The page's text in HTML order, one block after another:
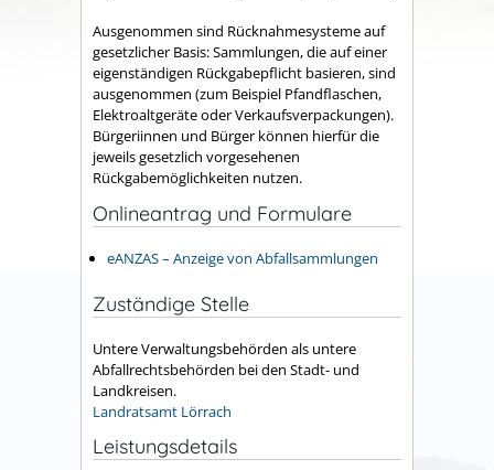
Ausgenommen sind Rücknahmesysteme auf
gesetzlicher Basis: Sammlungen, die auf einer
eigenständigen Rückgabepflicht basieren, sind
ausgenommen (zum Beispiel Pfandflaschen,
Elektroaltgeräte oder Verkaufsverpackungen).
Bürgeriinnen und Bürger können hierfür die
jeweils gesetzlich vorgesehenen
Rückgabemöglichkeiten nutzen.
Onlineantrag und Formulare
eANZAS – Anzeige von Abfallsammlungen
Zuständige Stelle
Untere Verwaltungsbehörden als untere
Abfallrechtsbehörden bei den Stadt- und
Landkreisen.
Landratsamt Lörrach
Leistungsdetails